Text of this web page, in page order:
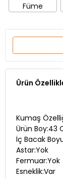
Füme
Ürün
Kumaş
Ürün Boy:43
İç Bacak
Astar:Yok
Fermuar:Yok
Esneklik:Var